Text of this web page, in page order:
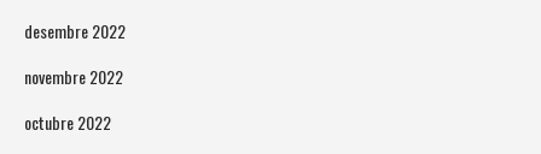
desembre 2022
novembre 2022
octubre 2022